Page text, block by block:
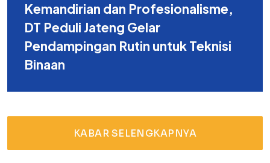
Kemandirian dan Profesionalisme,
DT Peduli Jateng Gelar
Pendampingan Rutin untuk Teknisi
Binaan
KABAR SELENGKAPNYA